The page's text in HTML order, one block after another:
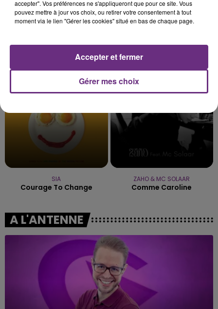
SES PORTES
C'était l'une des institutions du centre-ville
TITRES DIFFUSÉS
SIA
Courage To Change
14h08
14h08
ZAHO & MC SOLAAR
Comme Caroline
A L'ANTENNE
accepter". Vos préférences ne s'appliqueront que pour ce site. Vous
pouvez mettre à jour vos choix, ou retirer votre consentement à tout
moment via le lien "Gérer les cookies" situé en bas de chaque page.
Gérer mes choix
Accepter et fermer